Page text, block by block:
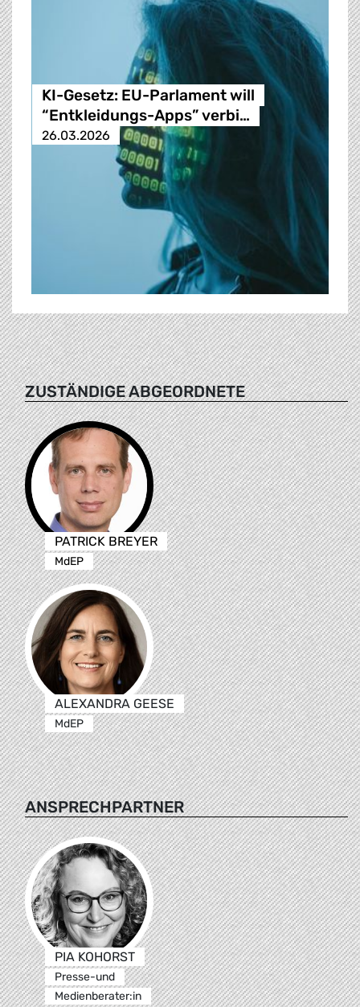
KI-Gesetz: EU-Parlament will
“Entkleidungs-Apps” verbi…
26.03.2026
ZUSTÄNDIGE ABGEORDNETE
PATRICK BREYER
MdEP
ALEXANDRA GEESE
MdEP
ANSPRECHPARTNER
PIA KOHORST
Presse-und
Medienberater:in